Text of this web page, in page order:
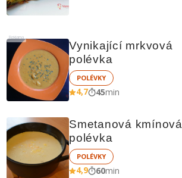
Reklama
Vynikající mrkvová
polévka
POLÉVKY
4,7 45min
Smetanová kmínová
polévka
POLÉVKY
4,9 60min